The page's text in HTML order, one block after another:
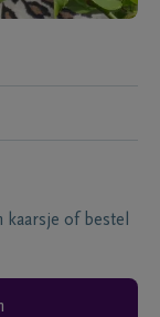
of bestel